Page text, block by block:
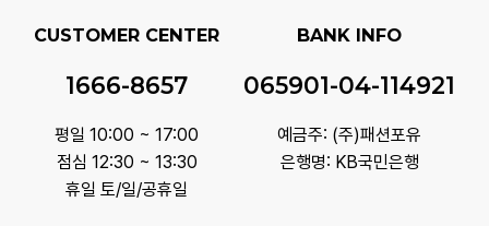
CUSTOMER CENTER
1666-8657
평일 10:00 ~ 17:00
점심 12:30 ~ 13:30
휴일 토/일/공휴일
BANK INFO
065901-04-114921
예금주: (주)패션포유
은행명: KB국민은행